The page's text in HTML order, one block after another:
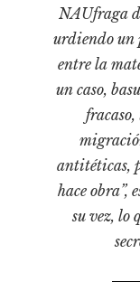
Lagunas mentales
Medioambiente
Narrativas visuales
Pensamiento
Pensamiento
NAUfraga
urdiendo un
entre la
un caso,
antitéticas,
hace obra”,
su vez, lo